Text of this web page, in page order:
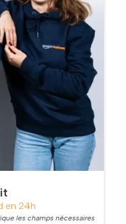
en 24h
les champs nécessaires